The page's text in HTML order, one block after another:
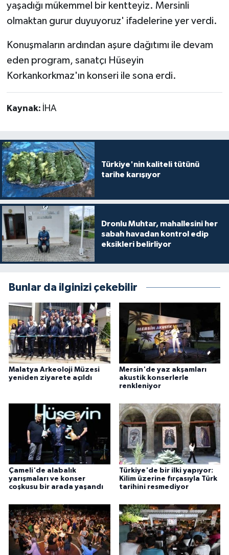
yaşadığı mükemmel bir kentteyiz. Mersinli
olmaktan gurur duyuyoruz' ifadelerine yer verdi.
Konuşmaların ardından aşure dağıtımı ile devam
eden program, sanatçı Hüseyin
Korkankorkmaz'ın konseri ile sona erdi.
Kaynak: İHA
Türkiye'nin kaliteli tütünü
tarihe karışıyor
Dronlu Muhtar, mahallesini her
sabah havadan kontrol edip
eksikleri belirliyor
Bunlar da ilginizi çekebilir
Malatya Arkeoloji Müzesi
yeniden ziyarete açıldı
Mersin'de yaz akşamları
akustik konserlerle
renkleniyor
Çameli'de alabalık
yarışmaları ve konser
coşkusu bir arada yaşandı
Türkiye'de bir ilki yapıyor:
Kilim üzerine fırçasıyla Türk
tarihini resmediyor